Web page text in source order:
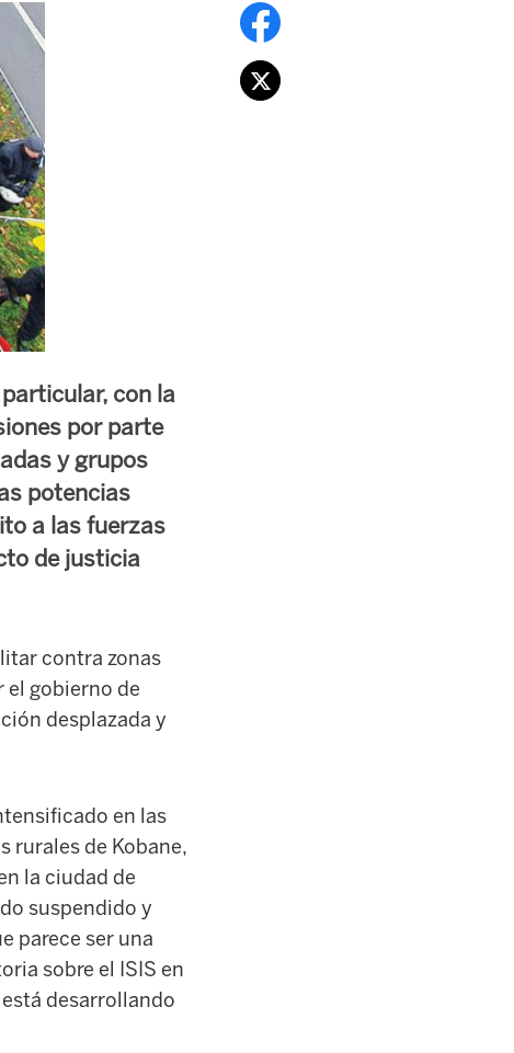
con la
por parte
y grupos
potencias
a las fuerzas
de justicia
contra zonas
el gobierno de
desplazada y
en las
rurales de Kobane,
la ciudad de
suspendido y
parece ser una
sobre el ISIS en
desarrollando